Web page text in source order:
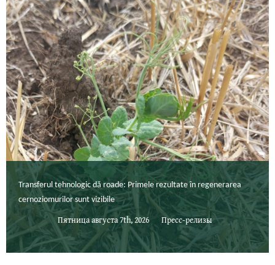
Transferul tehnologic dă roade: Primele rezultate în regenerarea
cernoziomurilor sunt vizibile
Пятница августа 7th, 2026 Пресс-релизы